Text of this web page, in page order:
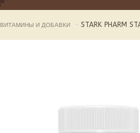
ВИТАМИНЫ И ДОБАВКИ STARK PHARM